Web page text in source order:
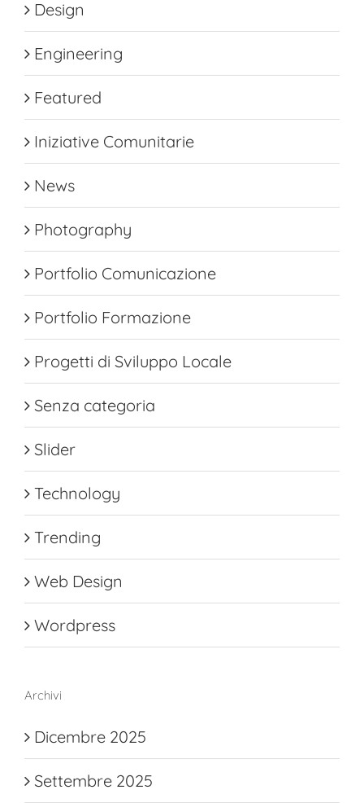
Design
Engineering
Featured
Iniziative Comunitarie
News
Photography
Portfolio Comunicazione
Portfolio Formazione
Progetti di Sviluppo Locale
Senza categoria
Slider
Technology
Trending
Web Design
Wordpress
Archivi
Dicembre 2025
Settembre 2025